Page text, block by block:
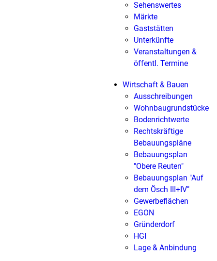
Sehenswertes
Märkte
Gaststätten
Unterkünfte
Veranstaltungen &
öffentl. Termine
Wirtschaft & Bauen
Ausschreibungen
Wohnbaugrundstücke
Bodenrichtwerte
Rechtskräftige
Bebauungspläne
Bebauungsplan
"Obere Reuten"
Bebauungsplan "Auf
dem Ösch III+IV"
Gewerbeflächen
EGON
Gründerdorf
HGI
Lage & Anbindung